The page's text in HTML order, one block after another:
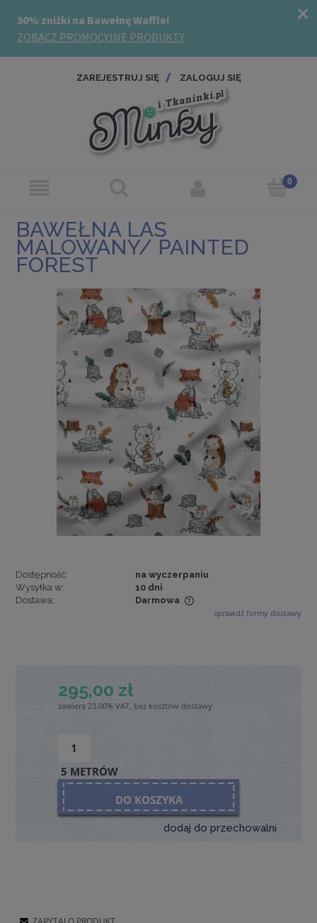
ZAREJESTRUJ SIĘ ZALOGUJ SIĘ
BAWEŁNA LAS
MALOWANY/ PAINTED
FOREST
Dostępność:
na wyczerpaniu
Wysyłka w:
10 dni
Dostawa:
Darmowa
Cena nie zawiera ewentualnych kosztów płatności
sprawdź formy dostawy
295,00 zł
zawiera 23.00% VAT, bez kosztów dostawy
5 METRÓW
DO KOSZYKA
dodaj do przechowalni